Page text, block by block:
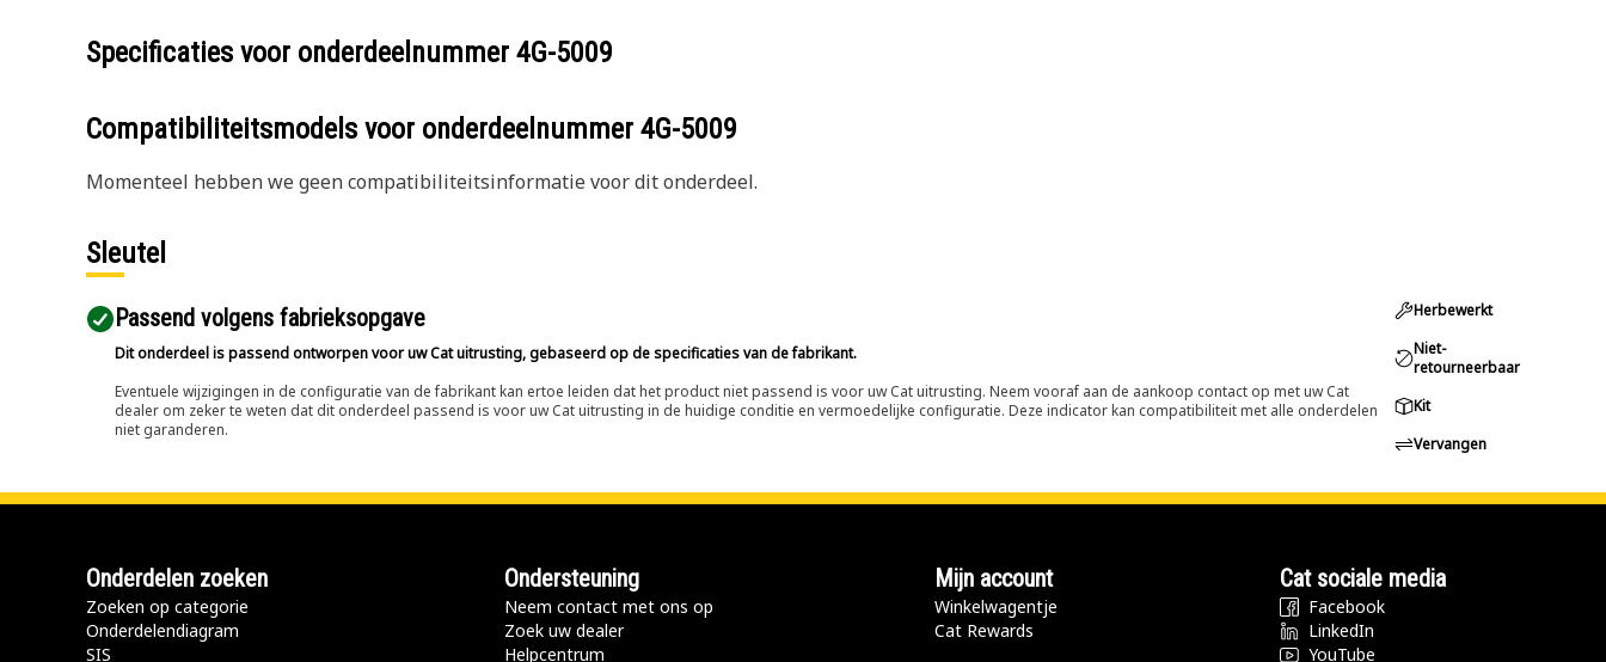
Specificaties voor onderdeelnummer 4G-5009
Compatibiliteitsmodels voor onderdeelnummer 4G-5009
Momenteel hebben we geen compatibiliteitsinformatie voor dit onderdeel.
Sleutel
Passend volgens fabrieksopgave
Dit onderdeel is passend ontworpen voor uw Cat uitrusting, gebaseerd op de specificaties van de fabrikant.
Eventuele wijzigingen in de configuratie van de fabrikant kan ertoe leiden dat het product niet passend is voor uw Cat uitrusting. Neem vooraf aan de aankoop contact op met uw Cat
dealer om zeker te weten dat dit onderdeel passend is voor uw Cat uitrusting in de huidige conditie en vermoedelijke configuratie. Deze indicator kan compatibiliteit met alle onderdelen
niet garanderen.
Herbewerkt
Niet-
retourneerbaar
Kit
Vervangen
Onderdelen zoeken
Zoeken op categorie
Onderdelendiagram
SIS
Ondersteuning
Neem contact met ons op
Zoek uw dealer
Helpcentrum
Mijn account
Winkelwagentje
Cat Rewards
Cat sociale media
Facebook
LinkedIn
YouTube